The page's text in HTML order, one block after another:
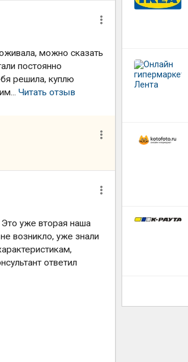
можно сказать
постоянно
решила, куплю
Читать отзыв
уже вторая наша
возникло, уже знали
ответил